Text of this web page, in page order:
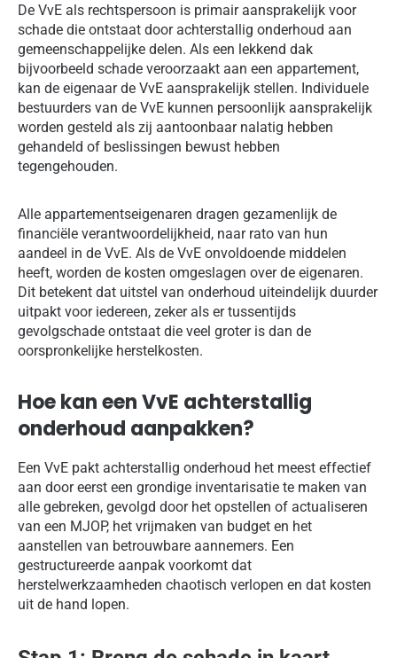
De VvE als rechtspersoon is primair aansprakelijk voor
schade die ontstaat door achterstallig onderhoud aan
gemeenschappelijke delen. Als een lekkend dak
bijvoorbeeld schade veroorzaakt aan een appartement,
kan de eigenaar de VvE aansprakelijk stellen. Individuele
bestuurders van de VvE kunnen persoonlijk aansprakelijk
worden gesteld als zij aantoonbaar nalatig hebben
gehandeld of beslissingen bewust hebben
tegengehouden.
Alle appartementseigenaren dragen gezamenlijk de
financiële verantwoordelijkheid, naar rato van hun
aandeel in de VvE. Als de VvE onvoldoende middelen
heeft, worden de kosten omgeslagen over de eigenaren.
Dit betekent dat uitstel van onderhoud uiteindelijk duurder
uitpakt voor iedereen, zeker als er tussentijds
gevolgschade ontstaat die veel groter is dan de
oorspronkelijke herstelkosten.
Hoe kan een VvE achterstallig
onderhoud aanpakken?
Een VvE pakt achterstallig onderhoud het meest effectief
aan door eerst een grondige inventarisatie te maken van
alle gebreken, gevolgd door het opstellen of actualiseren
van een MJOP, het vrijmaken van budget en het
aanstellen van betrouwbare aannemers. Een
gestructureerde aanpak voorkomt dat
herstelwerkzaamheden chaotisch verlopen en dat kosten
uit de hand lopen.